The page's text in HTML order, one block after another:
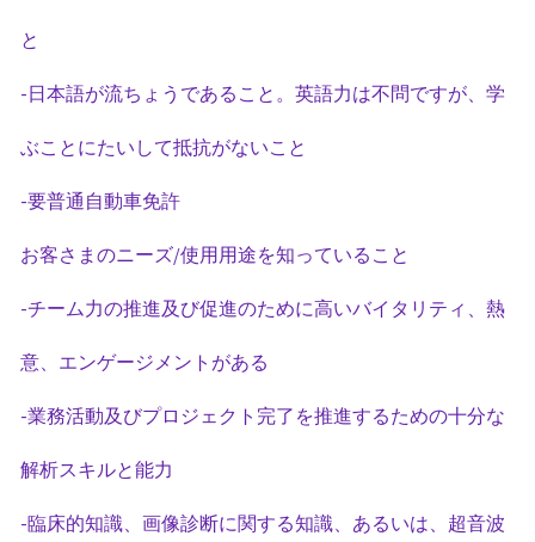
と
-日本語が流ちょうであること。英語力は不問ですが、学
ぶことにたいして抵抗がないこと
-要普通自動車免許
お客さまのニーズ/使用用途を知っていること
-チーム力の推進及び促進のために高いバイタリティ、熱
意、エンゲージメントがある
-業務活動及びプロジェクト完了を推進するための十分な
解析スキルと能力
-臨床的知識、画像診断に関する知識、あるいは、超音波